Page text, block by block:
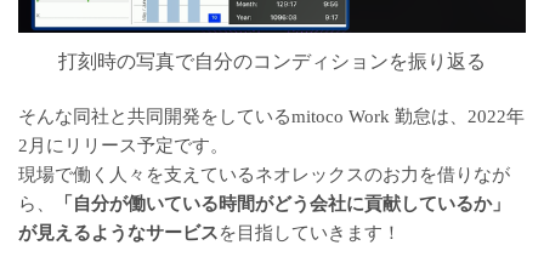
打刻時の写真で自分のコンディションを振り返る
そんな同社と共同開発をしているmitoco Work 勤怠は、2022年
2月にリリース予定です。
現場で働く人々を支えているネオレックスのお力を借りなが
ら、
「自分が働いている時間がどう会社に貢献しているか」
が見えるようなサービスを目指していきます！